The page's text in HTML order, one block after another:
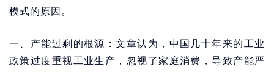
模式的原因。
一、产能过剩的根源：文章认为，中国几十年来的工业
政策过度重视工业生产，忽视了家庭消费，导致产能严